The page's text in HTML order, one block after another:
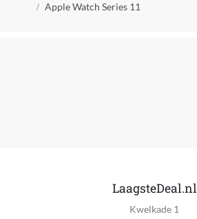
Kruimelpad
Apple Watch Series 11
LaagsteDeal.nl
Kwelkade 1